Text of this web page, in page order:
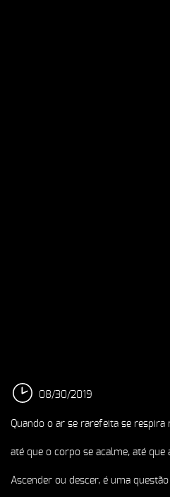
08/30/2019
Quando o ar se rarefeita se respira
até que o corpo se acalme, até que
Ascender ou descer, é uma